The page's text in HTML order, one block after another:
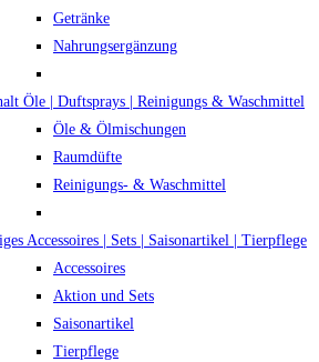
Getränke
Nahrungsergänzung
Öle | Duftsprays | Reinigungs & Waschmittel
Öle & Ölmischungen
Raumdüfte
Reinigungs- & Waschmittel
Accessoires | Sets | Saisonartikel | Tierpflege
Accessoires
Aktion und Sets
Saisonartikel
Tierpflege